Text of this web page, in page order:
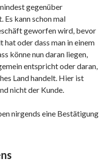
gegenüber
Es kann schon mal
geworfen wird, bevor
oder dass man in einem
könne nun daran liegen,
entspricht oder daran,
Land handelt. Hier ist
nicht der Kunde.
nirgends eine Bestätigung